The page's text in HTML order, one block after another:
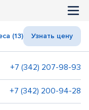
(13) Узнать цену
+7 (342) 207-98-93
+7 (342) 200-94-28